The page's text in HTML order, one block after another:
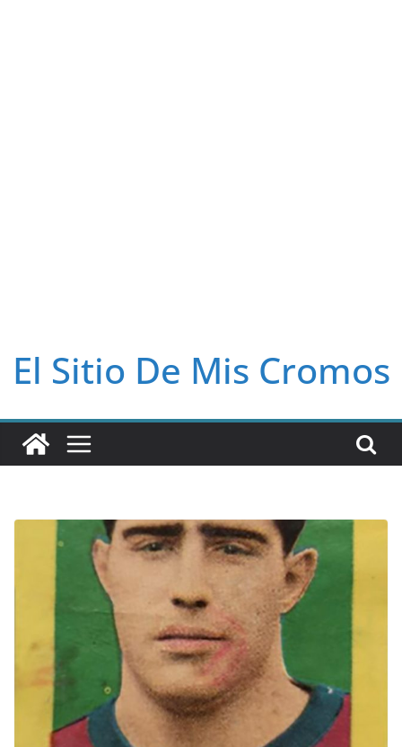
El Sitio De Mis Cromos